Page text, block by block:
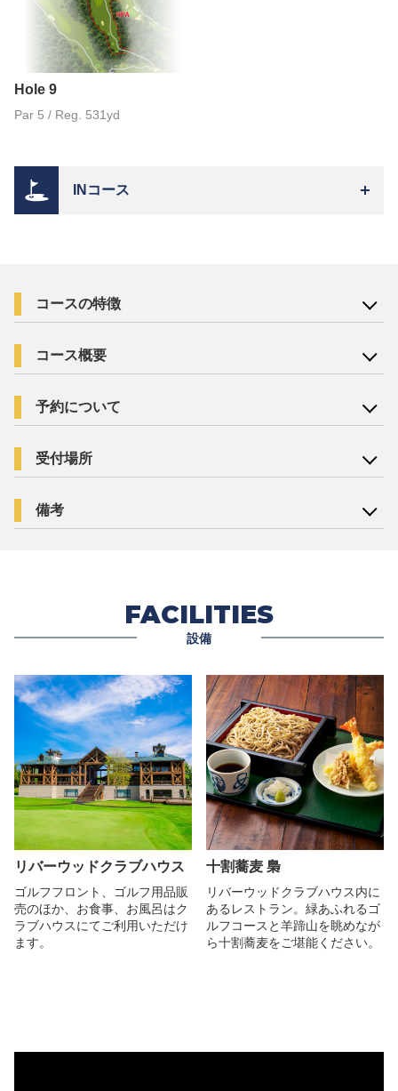
Hole 9
Par 5 / Reg. 531yd
INコース
コースの特徴
コース概要
予約について
受付場所
備考
FACILITIES
設備
リバーウッドクラブハウス
ゴルフフロント、ゴルフ用品販
売のほか、お食事、お風呂はク
ラブハウスにてご利用いただけ
ます。
十割蕎麦 梟
リバーウッドクラブハウス内に
あるレストラン。緑あふれるゴ
ルフコースと羊蹄山を眺めなが
ら十割蕎麦をご堪能ください。